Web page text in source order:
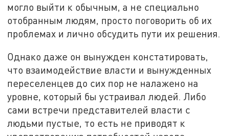
могло выйти к обычным, а не специально
отобранным людям, просто поговорить об их
проблемах и лично обсудить пути их решения.
Однако даже он вынужден констатировать,
что взаимодействие власти и вынужденных
переселенцев до сих пор не налажено на
уровне, который бы устраивал людей. Либо
сами встречи представителей власти с
людьми пустые, то есть не приводят к